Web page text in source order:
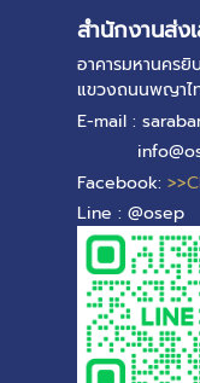
สำนักงานส่ง
อาคารมหานคร
แขวงถนนพญาไ
E-mail :
Facebook:
Line : @osep